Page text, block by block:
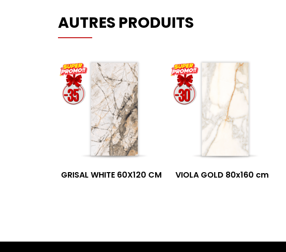
AUTRES PRODUITS
GRISAL WHITE 60X120 CM VIOLA GOLD 80x160 cm